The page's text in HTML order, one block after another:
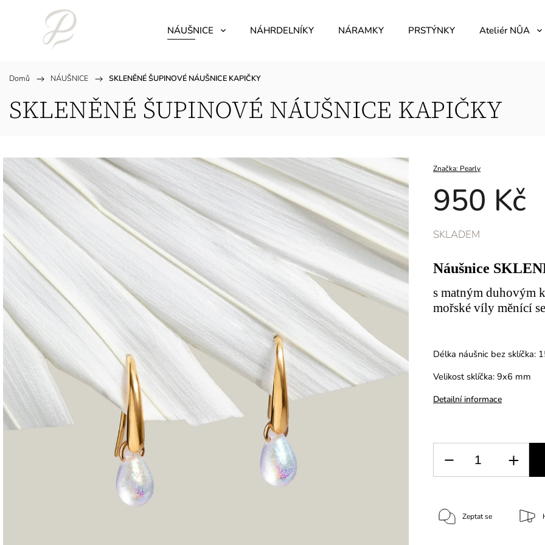
NÁUŠNICE NÁHRDELNÍKY NÁRAMKY PRSTÝNKY Ateliér NÛA
Domů / NÁUŠNICE / SKLENĚNÉ ŠUPINOVÉ NÁUŠNICE KAPIČKY
SKLENĚNÉ ŠUPINOVÉ NÁUŠNICE KAPIČKY
Značka: Pearly
950 Kč
Náušnice
s matným duhovým
mořské víly měnící
Délka náušnic bez sklíčka:
Velikost sklíčka: 9x6 mm
Detailní informace
SKLADEM
Zeptat se